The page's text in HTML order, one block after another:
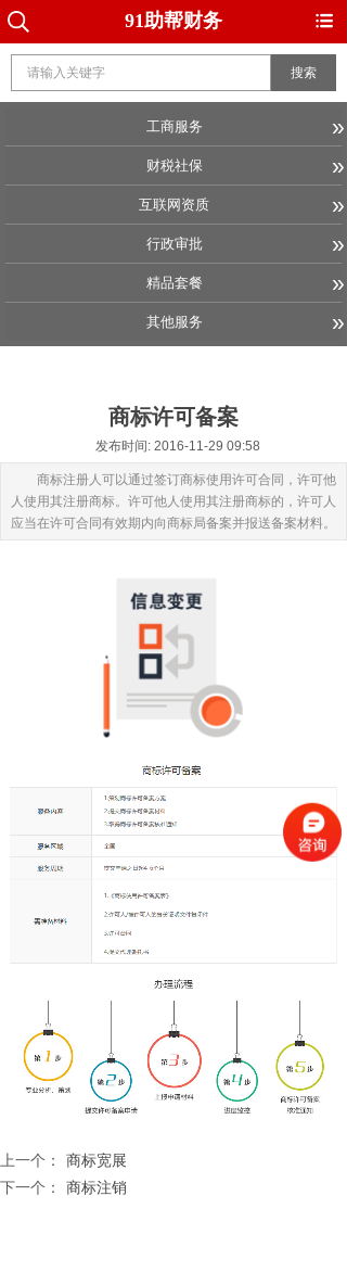
搜索
工商服务 »
财税社保 »
互联网资质 »
行政审批 »
精品套餐 »
其他服务 »
商标许可备案
发布时间: 2016-11-29 09:58
商标注册人可以通过签订商标使用许可合同，许可他
人使用其注册商标。许可他人使用其注册商标的，许可人
应当在许可合同有效期内向商标局备案并报送备案材料。
上一个：
商标宽展
下一个：
商标注销
91助帮财务